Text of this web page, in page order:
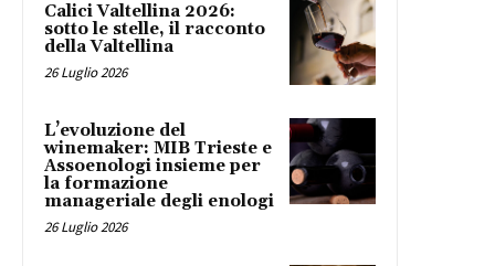
Calici Valtellina 2026:
sotto le stelle, il racconto
della Valtellina
26 Luglio 2026
L’evoluzione del
winemaker: MIB Trieste e
Assoenologi insieme per
la formazione
manageriale degli enologi
26 Luglio 2026